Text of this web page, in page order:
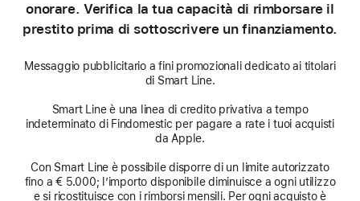
onorare. Verifica la tua capacità di rimborsare il
prestito prima di sottoscrivere un finanziamento.
Messaggio pubblicitario a fini promozionali dedicato ai titolari
di Smart Line.
Smart Line è una linea di credito privativa a tempo
indeterminato di Findomestic per pagare a rate i tuoi acquisti
da Apple.
Con Smart Line è possibile disporre di un limite autorizzato
fino a € 5.000; l’importo disponibile diminuisce a ogni utilizzo
e si ricostituisce con i rimborsi mensili. Per ogni acquisto è